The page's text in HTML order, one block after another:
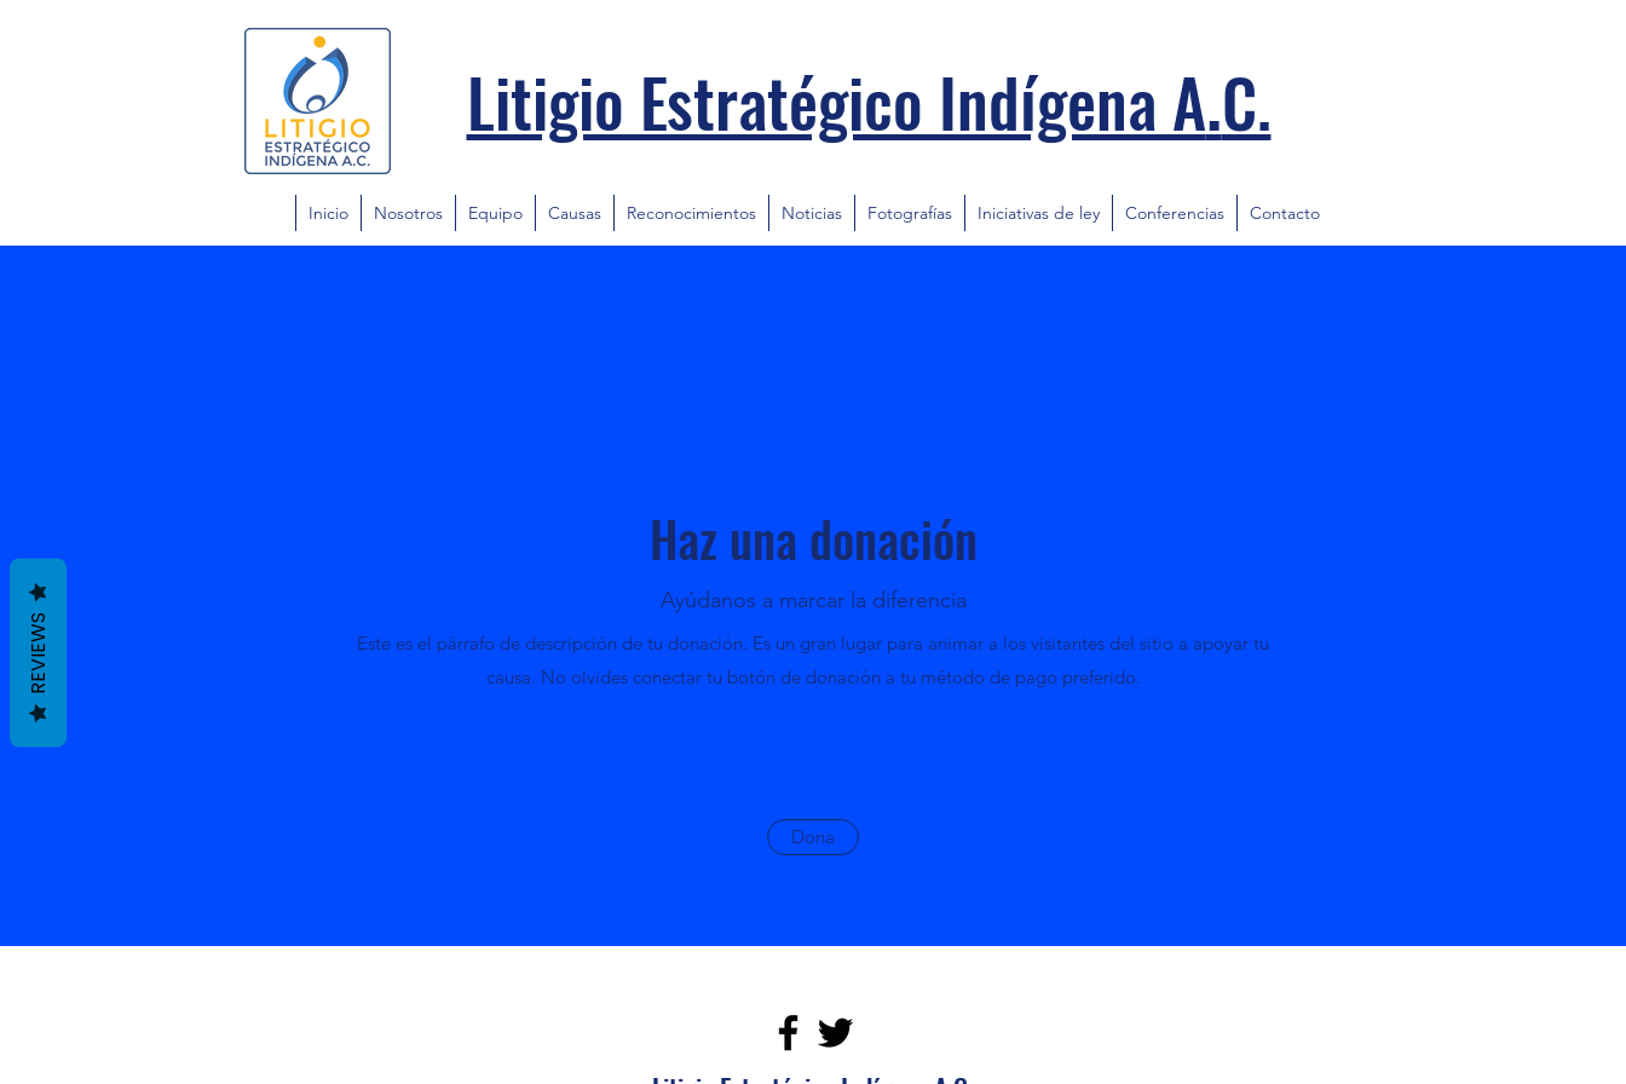
Litigio Estratégico Indígena A.C.
Inicio Nosotros Equipo Causas Reconocimientos Noticias Fotografías Iniciativas de ley Conferencias Contacto
Haz una donación
Ayúdanos a marcar la diferencia
Este es el párrafo de descripción de tu donación. Es un gran lugar para animar a los visitantes del sitio a apoyar tu
causa. No olvides conectar tu botón de donación a tu método de pago preferido.
Dona
REVIEWS